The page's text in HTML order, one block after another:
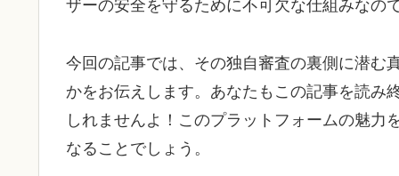
ザーの安全を守るために不可欠な仕組みなので
今回の記事では、その独自審査の裏側に潜む
かをお伝えします。あなたもこの記事を読み
しれませんよ！このプラットフォームの魅力
なることでしょう。